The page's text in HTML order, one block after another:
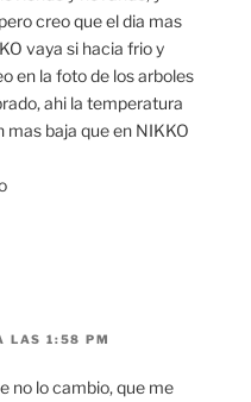
creo que el dia mas
vaya si hacia frio y
en la foto de los arboles
ahi la temperatura
mas baja que en NIKKO
LAS 1:58 PM
no lo cambio, que me